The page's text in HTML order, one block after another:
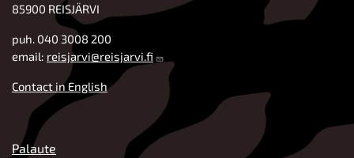
85900 REISJÄRVI
puh. 040 3008 200
email: reisjarvi@reisjarvi.fi
Contact in English
ALATUNNISTE
Palaute